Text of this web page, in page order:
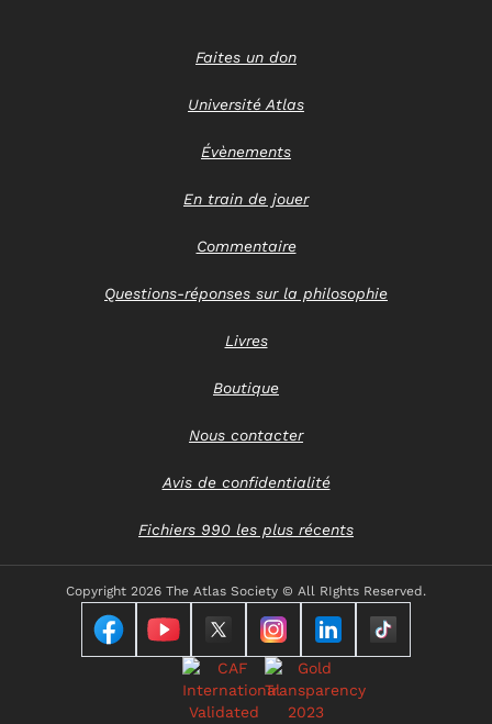
Faites un don
Université Atlas
Évènements
En train de jouer
Commentaire
Questions-réponses sur la philosophie
Livres
Boutique
Nous contacter
Avis de confidentialité
Fichiers 990 les plus récents
Copyright 2026 The Atlas Society © All RIghts Reserved.